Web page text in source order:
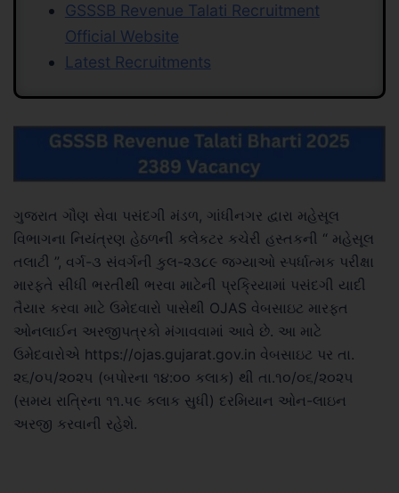
GSSSB Revenue Talati Recruitment
Official Website
Latest Recruitments
ગુજરાત ગૌણ સેવા પસંદગી મંડળ, ગાંધીનગર દ્વારા મહેસૂલ
વિભાગના નિયંત્રણ હેઠળની કલેકટર કચેરી હસ્તકની “ મહેસૂલ
તલાટી ”, વર્ગ-૩ સંવર્ગની કુલ-૨૩૮૯ જગ્યાઓ સ્પર્ધાત્મક પરીક્ષા
મારફતે સીધી ભરતીથી ભરવા માટેની પ્રક્રિયામાં પસંદગી યાદી
તૈયાર કરવા માટે ઉમેદવારો પાસેથી OJAS વેબસાઇટ મારફત
ઓનલાઈન અરજીપત્રકો મંગાવવામાં આવે છે. આ માટે
ઉમેદવારોએ https://ojas.gujarat.gov.in વેબસાઇટ પર તા.
૨૬/૦૫/૨૦૨૫ (બપોરના ૧૪:૦૦ કલાક) થી તા.૧૦/૦૬/૨૦૨૫
(સમય રાત્રિના ૧૧.૫૯ કલાક સુધી) દરમિયાન ઓન-લાઇન
અરજી કરવાની રહેશે.